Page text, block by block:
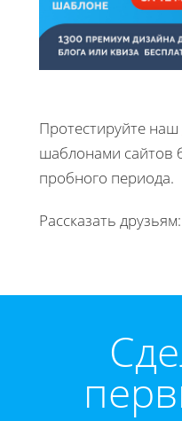
Протестируйте наш
шаблонами сайтов
пробного периода.
Рассказать друзьям: